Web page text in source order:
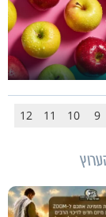
9
10
11
12